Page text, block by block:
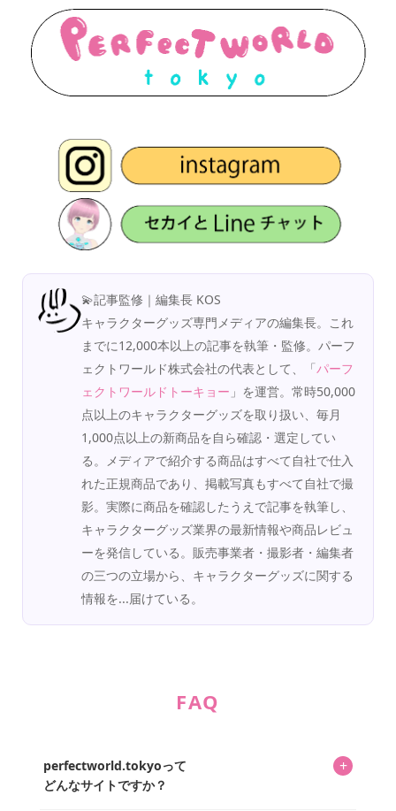
💫記事監修｜編集長 KOS
キャラクターグッズ専門メディアの編集長。これ
までに12,000本以上の記事を執筆・監修。パーフ
ェクトワールド株式会社の代表として、「パーフ
ェクトワールドトーキョー 」を運営。常時50,000
点以上のキャラクターグッズを取り扱い、毎月
1,000点以上の新商品を自ら確認・選定してい
る。メディアで紹介する商品はすべて自社で仕入
れた正規商品であり、掲載写真もすべて自社で撮
影。実際に商品を確認したうえで記事を執筆し、
キャラクターグッズ業界の最新情報や商品レビュ
ーを発信している。販売事業者・撮影者・編集者
の三つの立場から、キャラクターグッズに関する
情報を...届けている。
FAQ
perfectworld.tokyoって
どんなサイトですか？
+